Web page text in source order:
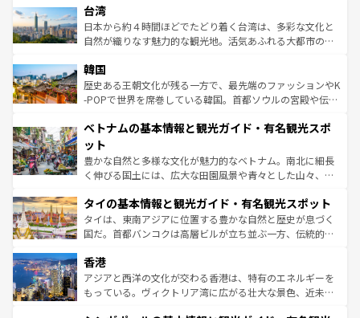
人々、おいしいローカルフードやハワイアンミュージッ
ク、伝統的なフラダンスなど、すべてがハワイの魅力を彩
っている。訪れるたびに新しい発見と感動が待っているハ
はコンテンツ一覧
リアリーフや大陸中央部にそびえるウルル（エアーズロッ
ク）、タスマニアの美しい原生林やケアンズの熱帯雨林な
ど、見どころがたくさん。また、カフェやワイン、オージ
いる。アクティビティも充実しており、サーフィンやダイ
ビング、ハイキングなど、アウトドア好きにはたまらな
い。オーストラリアの多彩な魅力を存分に味わいつくそ
参照してほしい。
台湾
日本から約４時間ほどでたどり着く台湾は、多彩な文化と
自然が織りなす魅力的な観光地。活気あふれる大都市の台
ン）、静ひつな山岳地帯である台湾東部など、都市の喧騒
と山間の静けさが共存しており、訪れる人に新しい発見と
驚きをもたらしてくれる。また、奥深い台湾の食文化も魅
容にもいいと評判のスイーツなど、バラエティ豊かな料理
照してほしい。
韓国
歴史ある王朝文化が残る一方で、最先端のファッションやK
-POPで世界を席巻している韓国。首都ソウルの宮殿や伝統
き、地方に足を延ばせば四季折々の自然美を楽しむことが
できる。そして、キムチや焼肉、絶品のストリートフード
まで、さまざまな韓国料理が待っている。夜には、韓国な
らではのナイトライフも堪能できる。あたたかいホスピタ
わってみてほしい。 なお、新着の韓国情報はコンテンツ一
覧 を参照してほしい。
ベトナムの基本情報と観光ガイド・有名観光スポ
ット
豊かな自然と多様な文化が魅力的なベトナム。南北に細長
く伸びる国土には、広大な田園風景や青々とした山々、世
急速な発展と共に伝統が息づく。ハノイの古い町並みやホ
ーチミン市のフランス統治時代の建物も、独特の雰囲気を
醸し出している。また、バラエティの豊かさとおいしさで
とつ。フォーやバインミー、ベトナムコーヒーなどは、ぜ
ひ現地で味わいたい。どの地域を訪れてもあたたかい人々
が旅行者を迎えてくれるので、きっと忘れられない旅にな
タイの基本情報と観光ガイド・有名観光スポット
タイは、東南アジアに位置する豊かな自然と歴史が息づく
国だ。首都バンコクは高層ビルが立ち並ぶ一方、伝統的な
の活気が交差している。北部ではチェンマイなどの山岳地
帯で自然と触れ合い、南部ではプーケットやクラビの美し
いビーチでリゾート気分を楽しむことができる。タイ料理
香港
アジアと西洋の文化が交わる香港は、特有のエネルギーを
もっている。ヴィクトリア湾に広がる壮大な景色、近未来